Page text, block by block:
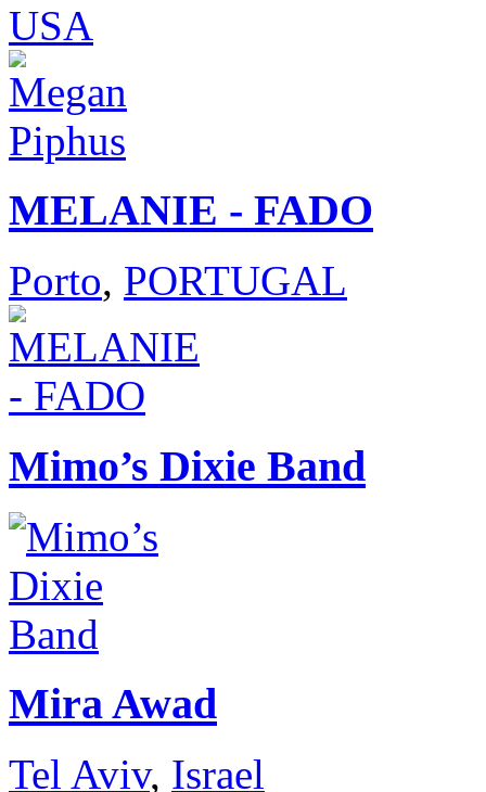
USA
MELANIE - FADO
Porto, PORTUGAL
Mimo’s Dixie Band
Mira Awad
Tel Aviv, Israel